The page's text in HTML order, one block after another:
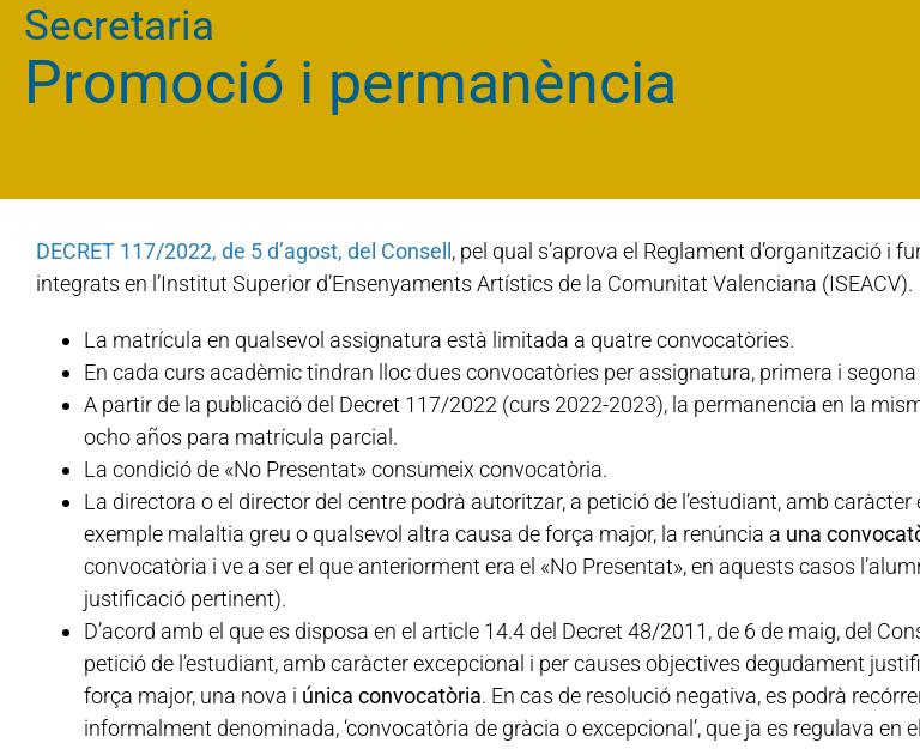
Secretaria
Promoció i permanència
DECRET 117/2022, de 5 d’agost, del Consell , pel qual s’aprova el Reglament d’organització i
integrats en l’Institut Superior d’Ensenyaments Artístics de la Comunitat Valenciana (ISEACV).
La matrícula en qualsevol assignatura està limitada a quatre convocatòries.
En cada curs acadèmic tindran lloc dues convocatòries per assignatura, primera i
A partir de la publicació del Decret 117/2022 (curs 2022-2023), la permanencia en la
ocho años para matrícula parcial.
La condició de «No Presentat» consumeix convocatòria.
La directora o el director del centre podrà autoritzar, a petició de l’estudiant, amb
exemple malaltia greu o qualsevol altra causa de força major, la renúncia a una
convocatòria i ve a ser el que anteriorment era el «No Presentat», en aquests casos
justificació pertinent).
D’acord amb el que es disposa en el article 14.4 del Decret 48/2011, de 6 de maig, del
petició de l’estudiant, amb caràcter excepcional i per causes objectives degudament
força major, una nova i única convocatòria. En cas de resolució negativa, es podrà
informalment denominada, ‘convocatòria de gràcia o excepcional’, que ja es regulava en